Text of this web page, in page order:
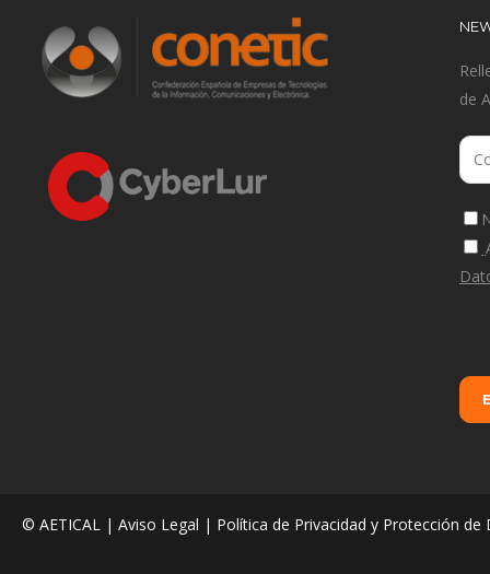
de
© AETICAL | Aviso Legal | Política de Privacidad y Protección de